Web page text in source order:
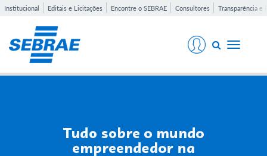
Institucional Editais e Licitações Encontre o SEBRAE Consultores Transparência e
Toggle